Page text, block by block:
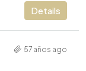
Details
57 años ago